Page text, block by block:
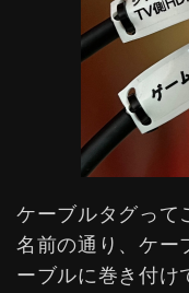
ケーブルタグって
名前の通り、ケー
ーブルに巻き付け